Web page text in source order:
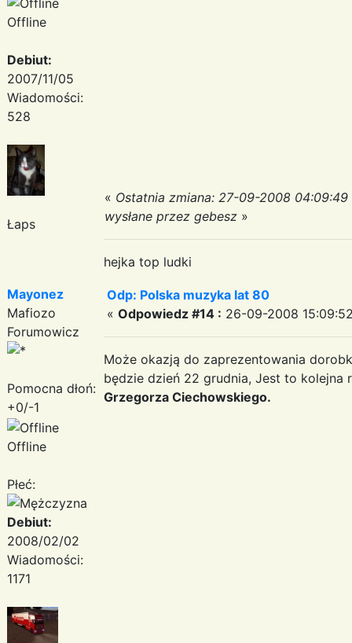
Offline
Debiut:
2007/11/05
Wiadomości:
528
Łaps
« Ostatnia zmiana: 27-09-2008 04:09:49
wysłane przez gebesz »
hejka top ludki
Mayonez
Mafiozo
Forumowicz
Pomocna dłoń:
+0/-1
Offline
Płeć:
Debiut:
2008/02/02
Wiadomości:
1171
Odp: Polska muzyka lat 80
« Odpowiedz #14 : 26-09-2008
Może okazją do zaprezentowania
będzie dzień 22 grudnia, Jest to
Grzegorza Ciechowskiego.